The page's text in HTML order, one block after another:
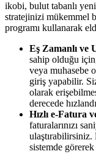
ikobi, bulut tabanlı
stratejinizi mükemmel
programı kullanarak
Eş Zamanlı ve
sahip olduğu
veya muhasebe
giriş yapabilir.
olarak
derecede
Hızlı e-Fatura
faturalarınızı
ulaştırabilirsiniz.
sistemde görerek